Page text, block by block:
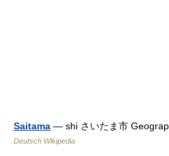
Saitama — shi さいたま市
Deutsch Wikipedia